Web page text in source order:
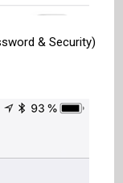
& Security)